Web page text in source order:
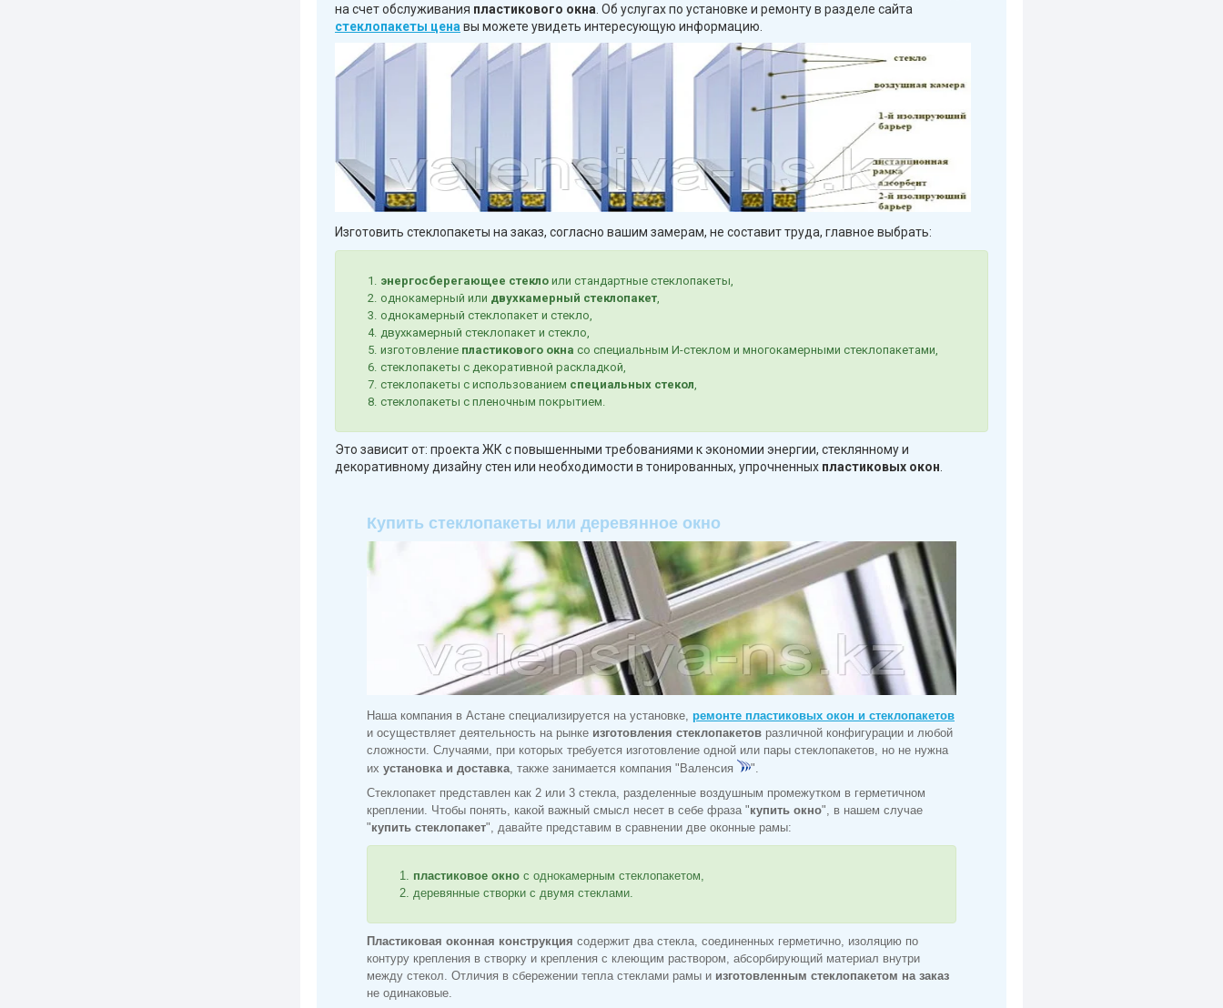
на счет обслуживания пластикового окна . Об услугах по установке и ремонту в разделе сайта
стеклопакеты цена вы можете увидеть интересующую информацию.
Изготовить стеклопакеты на заказ, согласно вашим замерам, не составит труда, главное выбрать:
энергосберегающее стекло или стандартные стеклопакеты,
однокамерный или двухкамерный стеклопакет
однокамерный стеклопакет и стекло,
двухкамерный стеклопакет и стекло,
изготовление пластикового окна со специальным И-стеклом и многокамерными стеклопакетами,
стеклопакеты с декоративной раскладкой,
стеклопакеты с использованием специальных стекол
стеклопакеты с пленочным покрытием.
Это зависит от: проекта ЖК с повышенными требованиями к экономии энергии, стеклянному и
декоративному дизайну стен или необходимости в тонированных, упрочненных пластиковых окон
Купить стеклопакеты или деревянное окно
Наша компания в Астане специализируется на установке, ремонте пластиковых окон и стеклопакетов
и осуществляет деятельность на рынке изготовления стеклопакетов различной конфигурации и любой
сложности. Случаями, при которых требуется изготовление одной или пары стеклопакетов, но не нужна
их установка и доставка , также занимается компания "Валенсия
".
Стеклопакет представлен как 2 или 3 стекла, разделенные воздушным промежутком в герметичном
креплении. Чтобы понять, какой важный смысл несет в себе фраза "купить окно", в нашем случае
"купить стеклопакет", давайте представим в сравнении две оконные рамы:
пластиковое окно с однокамерным стеклопакетом,
деревянные створки с двумя стеклами.
Пластиковая оконная конструкция содержит два стекла, соединенных герметично, изоляцию по
контуру крепления в створку и крепления с клеющим раствором, абсорбирующий материал внутри
между стекол. Отличия в сбережении тепла стеклами рамы и изготовленным стеклопакетом на заказ
не одинаковые.